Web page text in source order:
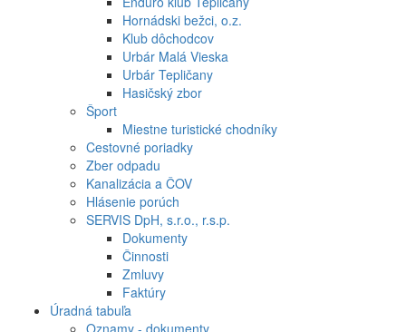
Hornádski bežci, o.z.
Klub dôchodcov
Urbár Malá Vieska
Urbár Tepličany
Hasičský zbor
Šport
Miestne turistické chodníky
Cestovné poriadky
Zber odpadu
Kanalizácia a ČOV
Hlásenie porúch
SERVIS DpH, s.r.o., r.s.p.
Dokumenty
Činnosti
Zmluvy
Faktúry
Úradná tabuľa
Oznamy - dokumenty